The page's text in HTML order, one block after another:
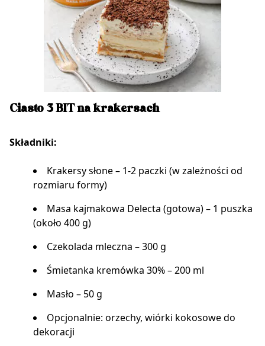
Ciasto 3 BIT na krakersach
Składniki:
Krakersy słone – 1-2 paczki (w zależności od
rozmiaru formy)
Masa kajmakowa Delecta (gotowa) – 1 puszka
(około 400 g)
Czekolada mleczna – 300 g
Śmietanka kremówka 30% – 200 ml
Masło – 50 g
Opcjonalnie: orzechy, wiórki kokosowe do
dekoracji